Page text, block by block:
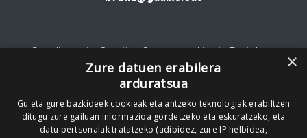
Gure lizentzia: Creative Commons Aitortu Partekatu
Codesyntaxek garatua
×
Zure datuen erabilera
arduratsua
Gu eta gure bazkideek cookieak eta antzeko teknologiak erabiltzen
ditugu zure gailuan informazioa gordetzeko eta eskuratzeko, eta
datu pertsonalak tratatzeko (adibidez, zure IP helbidea,